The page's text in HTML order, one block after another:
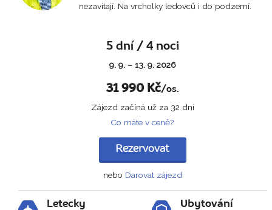
nezavítají. Na vrcholky ledovců i do podzemí.
5 dní / 4 noci
9. 9. – 13. 9. 2026
31 990 Kč/os.
Zájezd začíná už za 32 dní
Co máte v ceně?
Rezervovat
nebo Darovat zájezd
Letecky Ubytování